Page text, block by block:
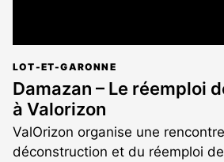
LOT-ET-GARONNE
Damazan – Le réemploi
à Valorizon
ValOrizon organise une
déconstruction et du réemploi